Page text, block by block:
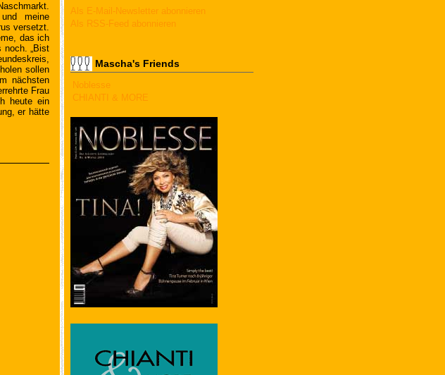
meine
versetzt.
das ich
noch. „Bist
sollen
nächsten
Frau
heute ein
er hätte
Als E-Mail-Newsletter abonnieren
Als RSS-Feed abonnieren
Mascha's Friends
Noblesse
CHIANTI & MORE